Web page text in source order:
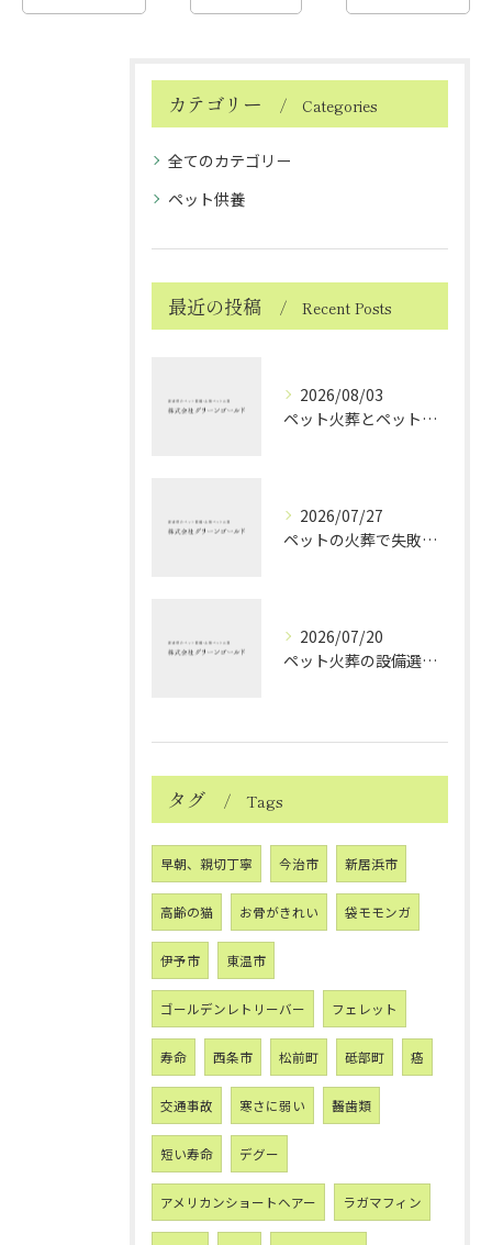
カテゴリー Categories
全てのカテゴリー
ペット供養
最近の投稿 Recent Posts
2026/08/03
ペット火葬とペット火葬後の愛媛県北宇和郡松野町で知っておきたい実務と費用比較ガイド
2026/07/27
ペットの火葬で失敗しない業者選択と後悔しないポイントを徹底解説
2026/07/20
ペット火葬の設備選びと愛媛県西条市で安心して見送るためのポイント
タグ Tags
早朝、親切丁寧 今治市 新居浜市
高齢の猫 お骨がきれい 袋モモンガ
伊予市 東温市
ゴールデンレトリーバー フェレット
寿命 西条市 松前町 砥部町 癌
交通事故 寒さに弱い 齧歯類
短い寿命 デグー
アメリカンショートヘアー ラガマフィン